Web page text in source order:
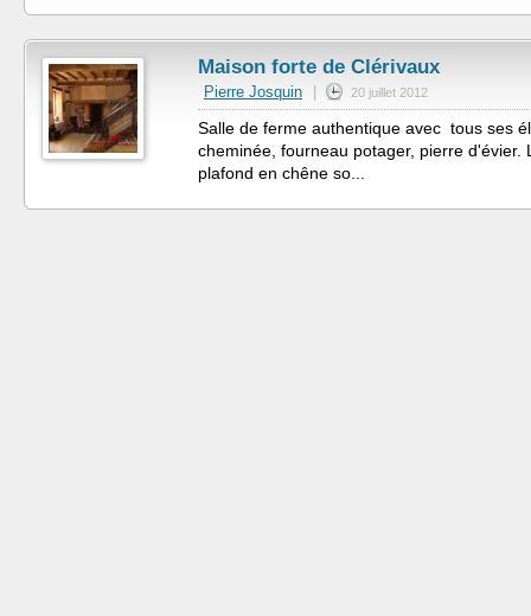
Maison forte de Clérivaux
Pierre Josquin 20 juillet 2012
Salle de ferme authentique avec tous ses
cheminée, fourneau potager, pierre
plafond en chêne so...